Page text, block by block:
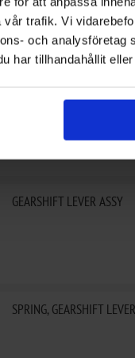
trafik. Vi
och
har tillhandahållit
RETAINER 8
GEARSHIFT LEVER ASSY
SPRING, GEARSHIFT LEVER